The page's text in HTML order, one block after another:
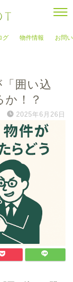
グ 物件情報 お問
囲い込
！？
2025年6月26日